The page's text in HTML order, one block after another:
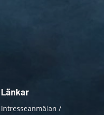
Länkar
Intresseanmälan /